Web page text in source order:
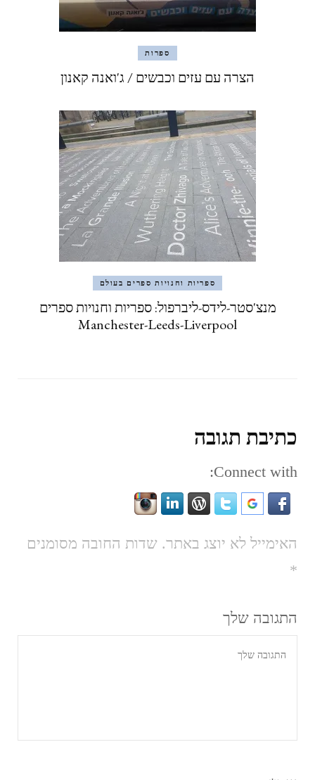
ספרות
הצרה עם עזים וכבשים / ג'ואנה קאנון
ספריות וחנויות ספרים בעולם
מנצ'סטר-לידס-ליברפול: ספריות וחנויות ספרים
Manchester-Leeds-Liverpool
כתיבת תגובה
Connect with:
האימייל לא יוצג באתר. שדות החובה מסומנים
*
התגובה שלך